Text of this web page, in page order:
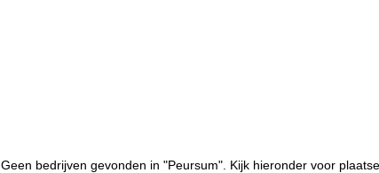
Geen bedrijven gevonden in "Peursum". Kijk hieronder voor